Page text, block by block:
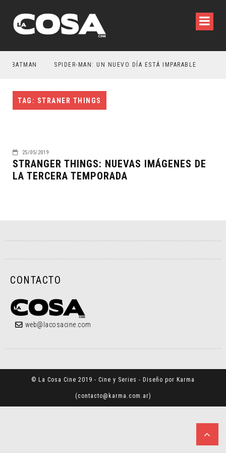
BATMAN SPIDER-MAN: UN NUEVO DÍA ESTÁ IMPARABLE
TAG: STRANER THINGS
25/05/2019
STRANGER THINGS: NUEVAS IMÁGENES DE
LA TERCERA TEMPORADA
CONTACTO
web@lacosacine.com
© La Cosa Cine 2019 - Cine y Series - Diseño por Karma
(contacto@karma.com.ar)